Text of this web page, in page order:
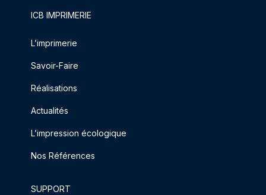
ICB IMPRIMERIE
L’imprimerie
Savoir-Faire
Réalisations
Actualités
L’impression écologique
Nos Références
SUPPORT